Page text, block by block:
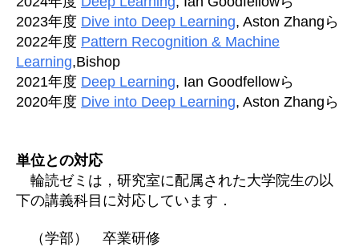
2023年度 Dive into Deep Learning, Aston Zhangら
2022年度 Pattern Recognition & Machine
Learning,Bishop
2021年度 Deep Learning, Ian Goodfellowら
2020年度 Dive into Deep Learning, Aston Zhangら
単位との対応
輪読ゼミは，研究室に配属された大学院生の以
下の講義科目に対応しています．
（学部） 卒業研修